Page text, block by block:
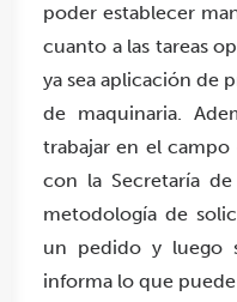
poder establecer
cuanto a las tareas
ya sea aplicación de
de maquinaria.
trabajar en el
con la Secretaría
metodología de
un pedido y luego
informa lo que